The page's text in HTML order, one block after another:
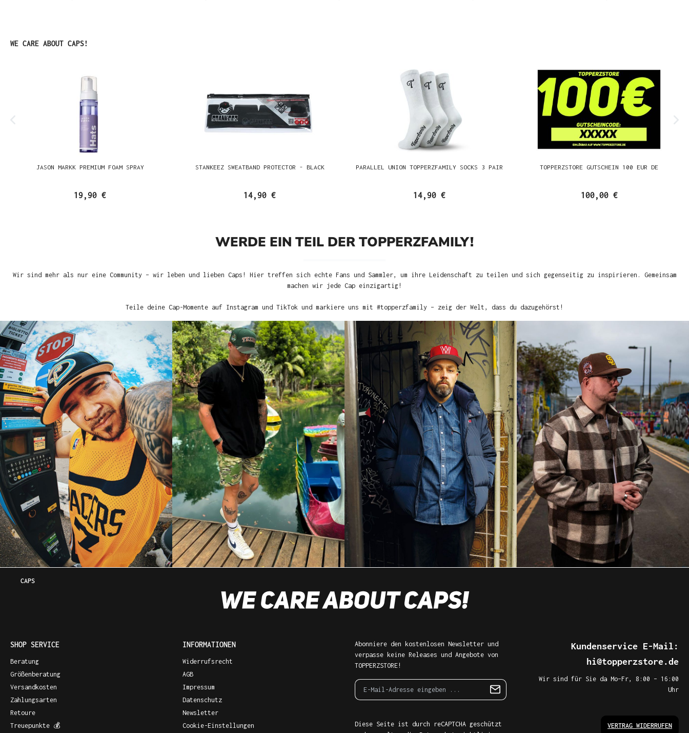
Produktgalerie überspringen
WE CARE ABOUT CAPS!
JASON MARKK PREMIUM FOAM SPRAY
19,90 €
STANKEEZ SWEATBAND PROTECTOR - BLACK
14,90 €
PARALLEL UNION TOPPERZFAMILY SOCKS 3 PAIR
14,90 €
TOPPERZSTORE GUTSCHEIN 100 EUR DE
100,00 €
WERDE EIN TEIL DER TOPPERZFAMILY!
Wir sind mehr als nur eine Community – wir leben und lieben Caps! Hier treffen sich echte Fans und Sammler, um ihre Leidenschaft zu teilen und sich gegenseitig zu inspirieren. Gemeinsam
machen wir jede Cap einzigartig!
Teile deine Cap-Momente auf Instagram und TikTok und markiere uns mit #topperzfamily – zeig der Welt, dass du dazugehörst!
CAPS
SHOP SERVICE
Beratung
Größenberatung
Versandkosten
Zahlungsarten
Retoure
Treuepunkte 💰
INFORMATIONEN
Widerrufsrecht
AGB
Impressum
Datenschutz
Newsletter
Cookie-Einstellungen
Abonniere den kostenlosen Newsletter und
verpasse keine Releases und Angebote von
TOPPERZSTORE!
Diese Seite ist durch reCAPTCHA geschützt
Kundenservice E-Mail:
hi@topperzstore.de
Wir sind für Sie da Mo–Fr, 8:00 – 16:00
Uhr
VERTRAG WIDERRUFEN